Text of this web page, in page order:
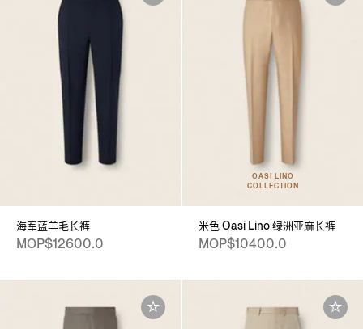
海军蓝羊毛长裤
MOP$12600.0
OASI LINO
COLLECTION
米色 Oasi Lino 绿洲亚麻长裤
MOP$10400.0